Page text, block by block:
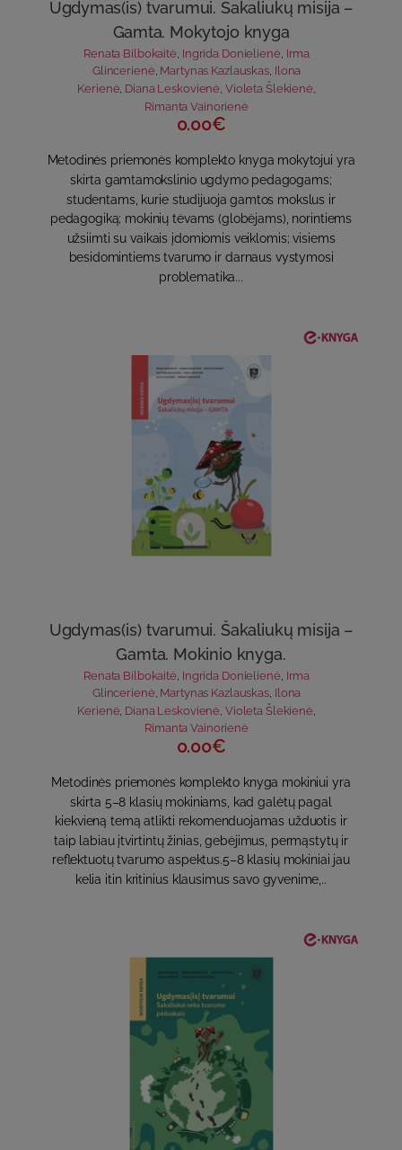
Ugdymas(is) tvarumui. Šakaliukų misija –
Gamta. Mokytojo knyga
Renata Bilbokaitė Ingrida Donielienė Irma
Glincerienė, Martynas Kazlauskas, Ilona
Kerienė, Diana Leskovienė, Violeta Šlekienė,
Rimanta Vainorienė
0.00€
Metodinės priemonės komplekto knyga mokytojui yra
skirta gamtamokslinio ugdymo pedagogams;
studentams, kurie studijuoja gamtos mokslus ir
pedagogiką; mokinių tėvams (globėjams), norintiems
užsiimti su vaikais įdomiomis veiklomis; visiems
besidomintiems tvarumo ir darnaus vystymosi
problematika...
Ugdymas(is) tvarumui. Šakaliukų misija –
Gamta. Mokinio knyga.
Renata Bilbokaitė Ingrida Donielienė Irma
Glincerienė, Martynas Kazlauskas, Ilona
Kerienė Diana Leskovienė Violeta Šlekienė
Rimanta Vainorienė
0.00€
Metodinės priemonės komplekto knyga mokiniui yra
skirta 5–8 klasių mokiniams, kad galėtų pagal
kiekvieną temą atlikti rekomenduojamas užduotis ir
taip labiau įtvirtintų žinias, gebėjimus, permąstytų ir
reflektuotų tvarumo aspektus.5–8 klasių mokiniai jau
kelia itin kritinius klausimus savo gyvenime,..